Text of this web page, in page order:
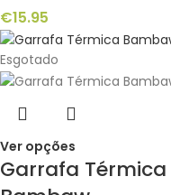
€15.95
Esgotado
Ver opções
Garrafa